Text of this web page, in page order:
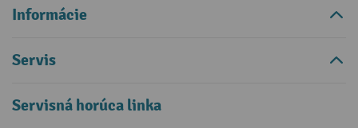
Informácie
Servis
Servisná horúca linka